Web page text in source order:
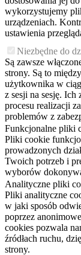
wykorzystujemy
urządzeniach.
ustawienia
Niezbędne do
Są zawsze
strony. Są to
użytkownika w
z sesji na sesję. Ich
procesu realizacji
problemów z
Funkcjonalne pliki
Pliki cookie
prowadzonych
Twoich potrzeb i
wyborów
Analityczne pliki
Pliki analityczne
w jaki sposób
poprzez
cookies pozwala
źródłach ruchu,
strony.